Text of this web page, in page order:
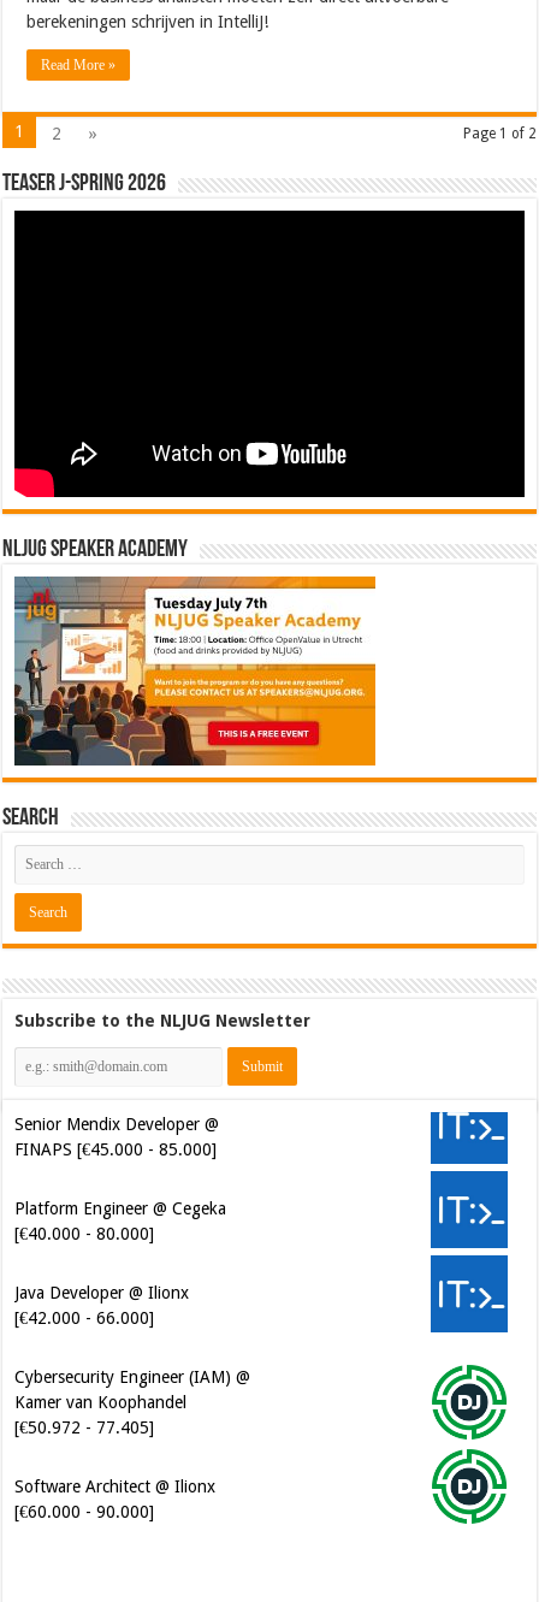
berekeningen schrijven in IntelliJ!
Read More »
Page 1 of 2
1 2 »
Teaser J-Spring 2026
NLJUG Speaker Academy
Search
Subscribe to the NLJUG Newsletter
Senior Mendix Developer @
FINAPS [€45.000 - 85.000]
Platform Engineer @ Cegeka
[€40.000 - 80.000]
Java Developer @ Ilionx
[€42.000 - 66.000]
Cybersecurity Engineer (IAM) @
Kamer van Koophandel
[€50.972 - 77.405]
Software Architect @ Ilionx
[€60.000 - 90.000]